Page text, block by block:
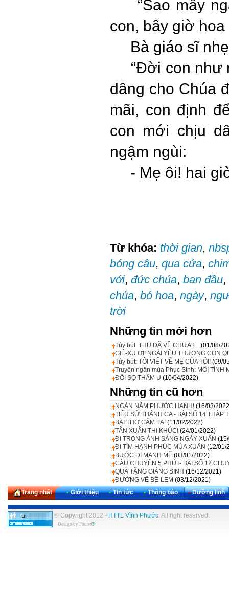
“Sao mấy
con, bây giờ
Bà giáo sĩ
“Đời con như
dâng cho Chúa
mãi, con định
con mới chịu
ngậm ngùi:
- Mẹ ôi! hai
Từ khóa: thời gian,
bóng câu, qua cửa,
với, đức chúa, ban đầu,
chúa, bó hoa, ngày,
trời
Những tin mới hơn
Tùy bút: THU ĐÃ VỀ CHƯA?... (01/08/
GIÊ-XU ƠI! NGÀI YÊU THƯƠNG CON
Tùy bút: TÔI VIẾT VỀ MẸ CỦA TÔI! (09/
Truyện ngắn mùa Phục Sinh: MỐI TÌNH
ĐỒI SỌ THÂM U (10/04/2022)
Những tin cũ hơn
NGÀN NĂM PHƯỚC HẠNH! (16/03/
TIỂU SỬ THÁNH CA - BÀI SỐ 14 THẬP
BÀI THƠ CẢM TẠ! (11/02/2022)
TÂN XUÂN THI KHÚC! (24/01/2022)
ĐI TRONG ÁNH SÁNG NGÀY XUÂN
ĐI TÌM HẠNH PHÚC MÙA XUÂN (12/01/
BƯỚC ĐI MẠNH MẼ (03/01/2022)
CÂU CHUYỆN 5 PHÚT- BÀI SỐ 12
QUÀ TẶNG GIÁNG SINH (16/12/2021)
ĐƯỜNG VỀ BÊ-LEM (03/12/2021)
Trang nhất
• Giới thiệu • Tin tức • Thông báo • Dưỡng linh
© Copyright 2012 - HTTL Vĩnh Phước. All right reserved.
Design by Phuoc®